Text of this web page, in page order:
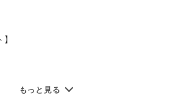
もっと見る